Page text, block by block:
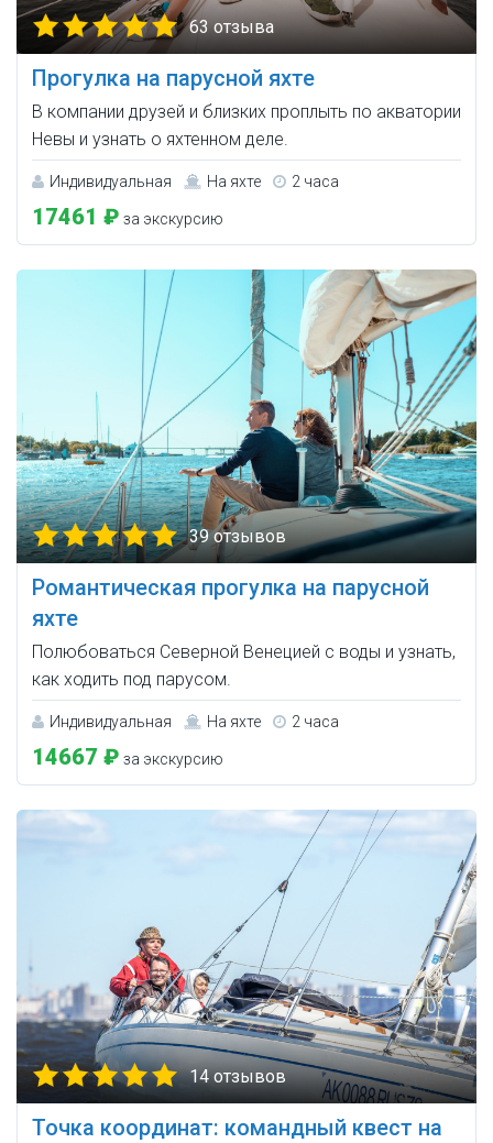
63 отзыва
Прогулка на парусной яхте
В компании друзей и близких проплыть по акватории
Невы и узнать о яхтенном деле.
Индивидуальная На яхте 2 часа
17461 ₽ за экскурсию
39 отзывов
Романтическая прогулка на парусной
яхте
Полюбоваться Северной Венецией с воды и узнать,
как ходить под парусом.
Индивидуальная На яхте 2 часа
14667 ₽ за экскурсию
14 отзывов
Точка координат: командный квест на